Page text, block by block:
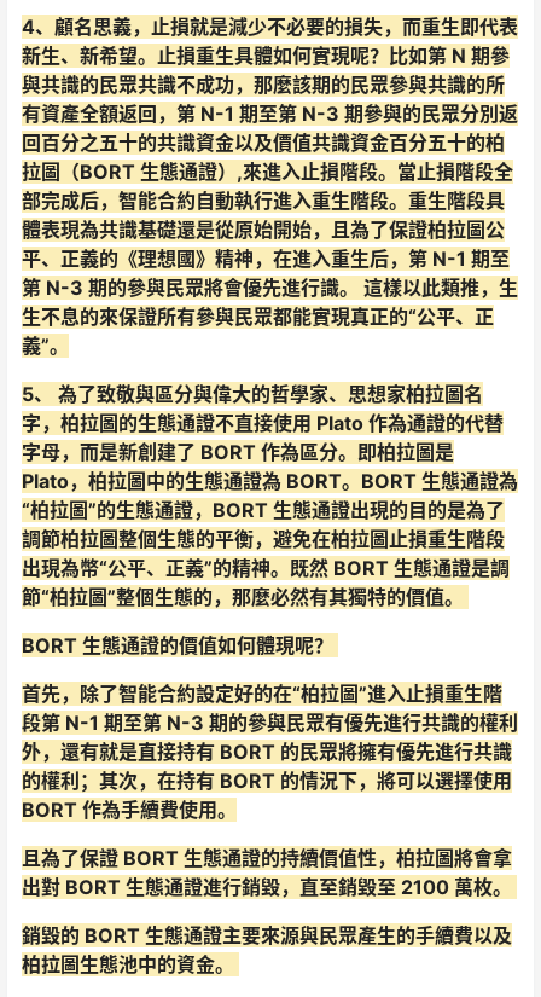
4、顧名思義，止損就是減少不必要的損失，而重生即代表
新生、新希望。止損重生具體如何實現呢？比如第 N 期參
與共識的民眾共識不成功，那麼該期的民眾參與共識的所
有資產全額返回，第 N-1 期至第 N-3 期參與的民眾分別返
回百分之五十的共識資金以及價值共識資金百分五十的柏
拉圖（BORT 生態通證）,來進入止損階段。當止損階段全
部完成后，智能合約自動執行進入重生階段。重生階段具
體表現為共識基礎還是從原始開始，且為了保證柏拉圖公
平、正義的《理想國》精神，在進入重生后，第 N-1 期至
第 N-3 期的參與民眾將會優先進行識。 這樣以此類推，生
生不息的來保證所有參與民眾都能實現真正的“公平、正
義”。
5、 為了致敬與區分與偉大的哲學家、思想家柏拉圖名
字，柏拉圖的生態通證不直接使用 Plato 作為通證的代替
字母，而是新創建了 BORT 作為區分。即柏拉圖是
Plato，柏拉圖中的生態通證為 BORT。BORT 生態通證為
“柏拉圖”的生態通證，BORT 生態通證出現的目的是為了
調節柏拉圖整個生態的平衡，避免在柏拉圖止損重生階段
出現為幣“公平、正義”的精神。既然 BORT 生態通證是調
節“柏拉圖”整個生態的，那麼必然有其獨特的價值。
BORT 生態通證的價值如何體現呢？
首先，除了智能合約設定好的在“柏拉圖”進入止損重生階
段第 N-1 期至第 N-3 期的參與民眾有優先進行共識的權利
外，還有就是直接持有 BORT 的民眾將擁有優先進行共識
的權利；其次，在持有 BORT 的情況下，將可以選擇使用
BORT 作為手續費使用。
且為了保證 BORT 生態通證的持續價值性，柏拉圖將會拿
出對 BORT 生態通證進行銷毀，直至銷毀至 2100 萬枚。
銷毀的 BORT 生態通證主要來源與民眾產生的手續費以及
柏拉圖生態池中的資金。